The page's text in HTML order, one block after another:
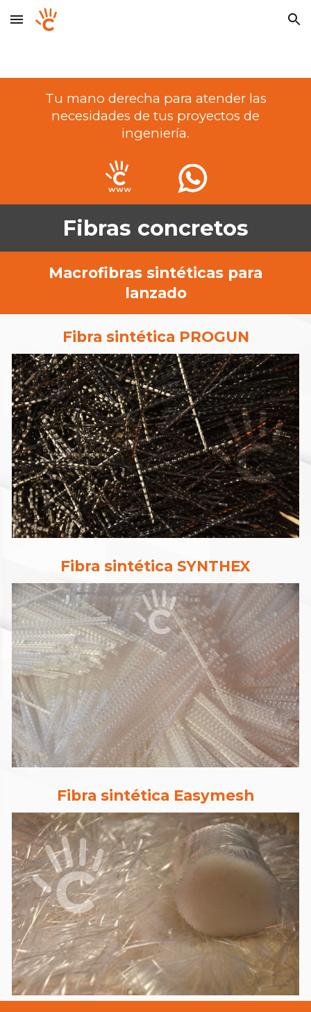
Skip to main content Skip to navigation
Tu mano derecha para atender las
necesidades de tus proyectos de
ingeniería.
Fibras concretos
Macrofibras sintéticas para
lanzado
Fibra sintética PROGUN
Fibra sintética SYNTHEX
Fibra sintética Easymesh